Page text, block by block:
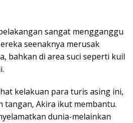
sangat mengganggu
seenaknya merusak
bahkan di area suci seperti kuil
kelakuan para turis asing ini,
Akira ikut membantu.
dunia-melainkan